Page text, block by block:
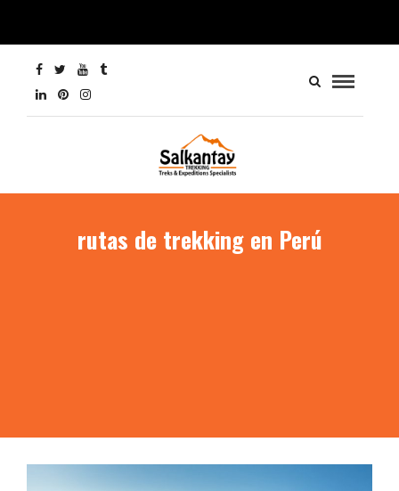
rutas de trekking en Perú